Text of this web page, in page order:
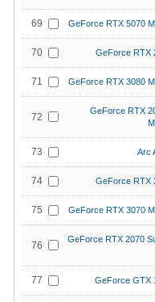
69 GeForce RTX 5070
70 GeForce RTX
71 GeForce RTX 3080
72
GeForce RTX
73 Arc
74 GeForce RTX
75 GeForce RTX 3070
76
GeForce RTX 2070
77 GeForce GTX